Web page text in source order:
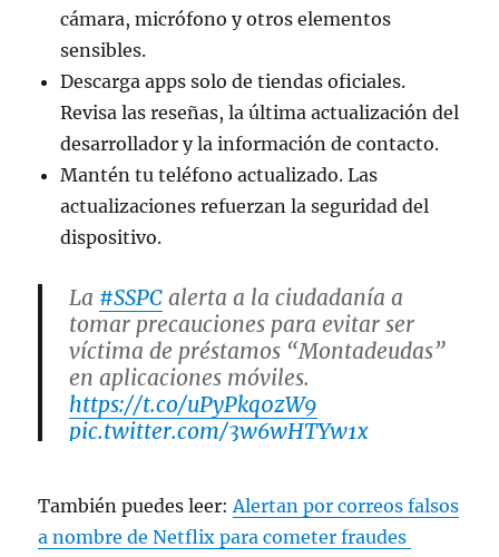
cámara, micrófono y otros elementos
sensibles.
Descarga apps solo de tiendas oficiales.
Revisa las reseñas, la última actualización del
desarrollador y la información de contacto.
Mantén tu teléfono actualizado. Las
actualizaciones refuerzan la seguridad del
dispositivo.
La #SSPC alerta a la ciudadanía a
tomar precauciones para evitar ser
víctima de préstamos “Montadeudas”
en aplicaciones móviles.
https://t.co/uPyPkq0zW9
pic.twitter.com/3w6wHTYw1x
Ciudadana (@SSPCMexico)March 27,
2025
También puedes leer: Alertan por correos falsos
a nombre de Netflix para cometer fraudes